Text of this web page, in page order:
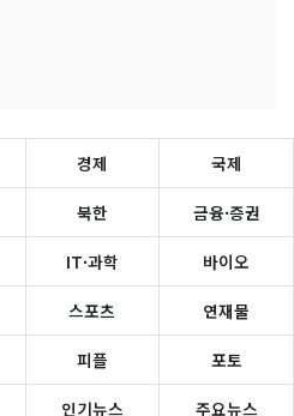
경제 국제
북한 금융·증권
IT·과학 바이오
스포츠 연재물
피플 포토
인기뉴스 주요뉴스